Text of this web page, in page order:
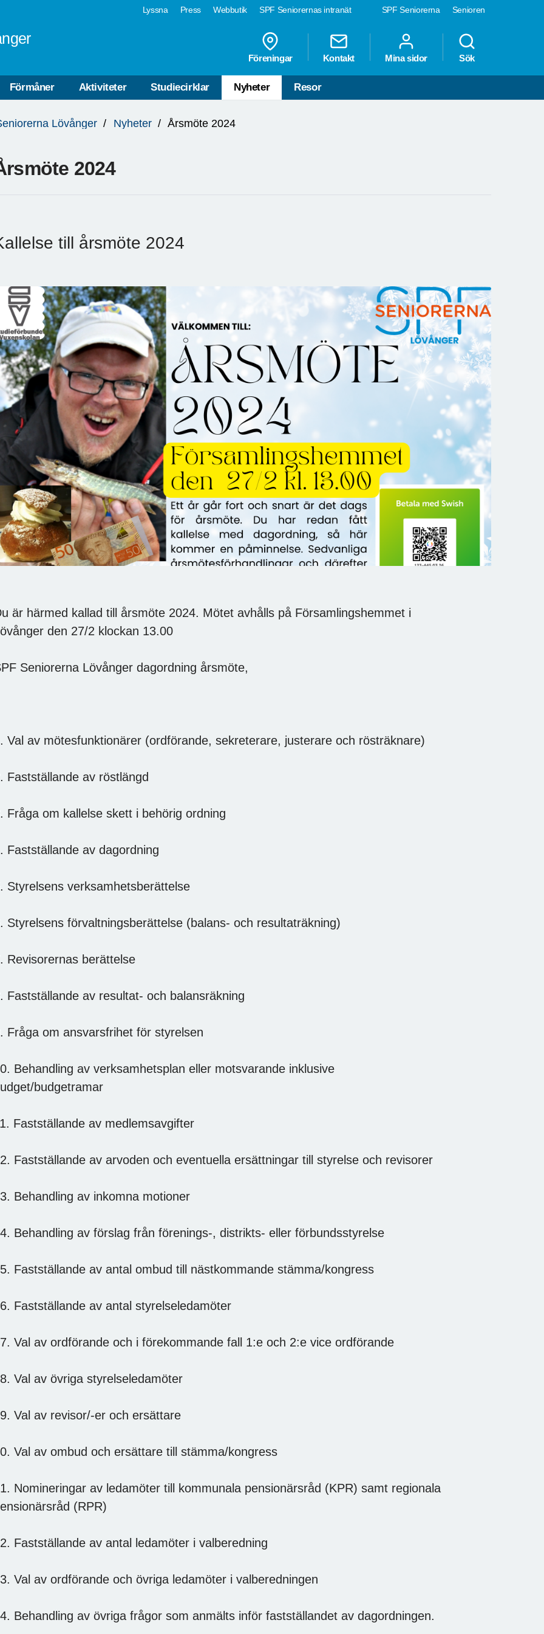
SPF Seniorerna Senioren
Lyssna Press Webbutik SPF Seniorernas intranät
Föreningar Kontakt Mina sidor Sök
Förmåner Aktiviteter Studiecirklar Nyheter Resor
Lövånger Nyheter Årsmöte 2024
2024
till årsmöte 2024
är härmed kallad till årsmöte 2024. Mötet avhålls på Församlingshemmet i
den 27/2 klockan 13.00
Seniorerna Lövånger dagordning årsmöte,
Val av mötesfunktionärer (ordförande, sekreterare, justerare och rösträknare)
Fastställande av röstlängd
Fråga om kallelse skett i behörig ordning
Fastställande av dagordning
Styrelsens verksamhetsberättelse
Styrelsens förvaltningsberättelse (balans- och resultaträkning)
Revisorernas berättelse
Fastställande av resultat- och balansräkning
Fråga om ansvarsfrihet för styrelsen
Behandling av verksamhetsplan eller motsvarande inklusive
budgetramar
Fastställande av medlemsavgifter
Fastställande av arvoden och eventuella ersättningar till styrelse och revisorer
Behandling av inkomna motioner
Behandling av förslag från förenings-, distrikts- eller förbundsstyrelse
Fastställande av antal ombud till nästkommande stämma/kongress
Fastställande av antal styrelseledamöter
Val av ordförande och i förekommande fall 1:e och 2:e vice ordförande
Val av övriga styrelseledamöter
Val av revisor/-er och ersättare
Val av ombud och ersättare till stämma/kongress
Nomineringar av ledamöter till kommunala pensionärsråd (KPR) samt regionala
(RPR)
Fastställande av antal ledamöter i valberedning
Val av ordförande och övriga ledamöter i valberedningen
Behandling av övriga frågor som anmälts inför fastställandet av dagordningen.